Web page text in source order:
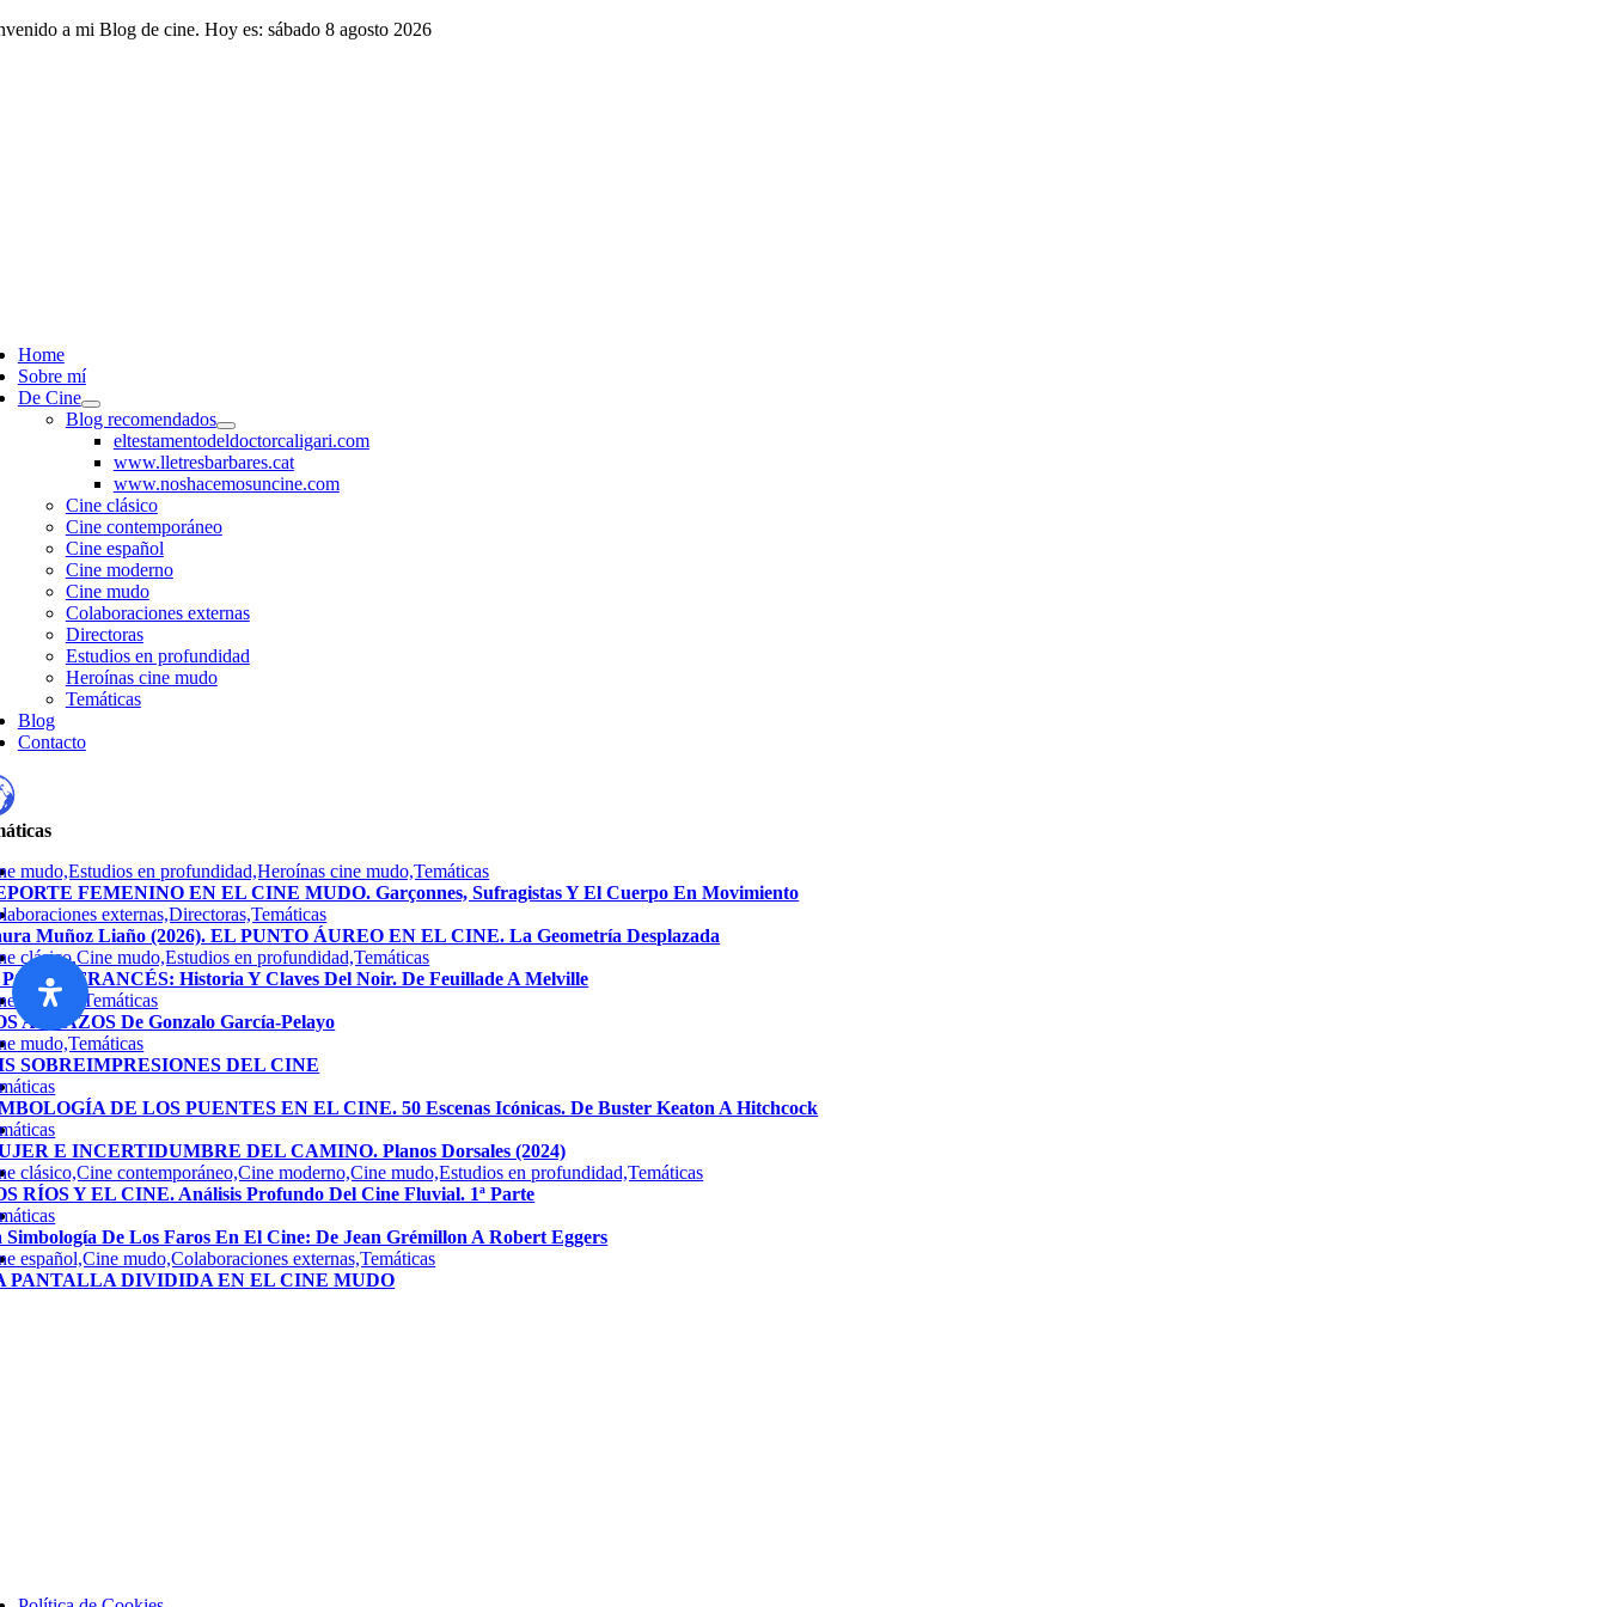
Saltar a mi Blog de cine. Hoy es: sábado 8 agosto 2026
Home
Sobre mí
De Cine
Blog recomendados
eltestamentodeldoctorcaligari.com
www.lletresbarbares.cat
www.noshacemosuncine.com
Cine clásico
Cine contemporáneo
Cine español
Cine moderno
Cine mudo
Colaboraciones externas
Directoras
Estudios en profundidad
Heroínas cine mudo
Temáticas
Blog
Contacto
mudo,Estudios en profundidad,Heroínas cine mudo,Temáticas
FEMENINO EN EL CINE MUDO. Garçonnes, Sufragistas Y El Cuerpo En Movimiento
externas,Directoras,Temáticas
Muñoz Liaño (2026). EL PUNTO ÁUREO EN EL CINE. La Geometría Desplazada
clásico,Cine mudo,Estudios en profundidad,Temáticas
FRANCÉS: Historia Y Claves Del Noir. De Feuillade A Melville
español,Temáticas
ABRAZOS De Gonzalo García-Pelayo
mudo,Temáticas
SOBREIMPRESIONES DEL CINE
DE LOS PUENTES EN EL CINE. 50 Escenas Icónicas. De Buster Keaton A Hitchcock
E INCERTIDUMBRE DEL CAMINO. Planos Dorsales (2024)
clásico,Cine contemporáneo,Cine moderno,Cine mudo,Estudios en profundidad,Temáticas
RÍOS Y EL CINE. Análisis Profundo Del Cine Fluvial. 1ª Parte
Simbología De Los Faros En El Cine: De Jean Grémillon A Robert Eggers
español,Cine mudo,Colaboraciones externas,Temáticas
PANTALLA DIVIDIDA EN EL CINE MUDO